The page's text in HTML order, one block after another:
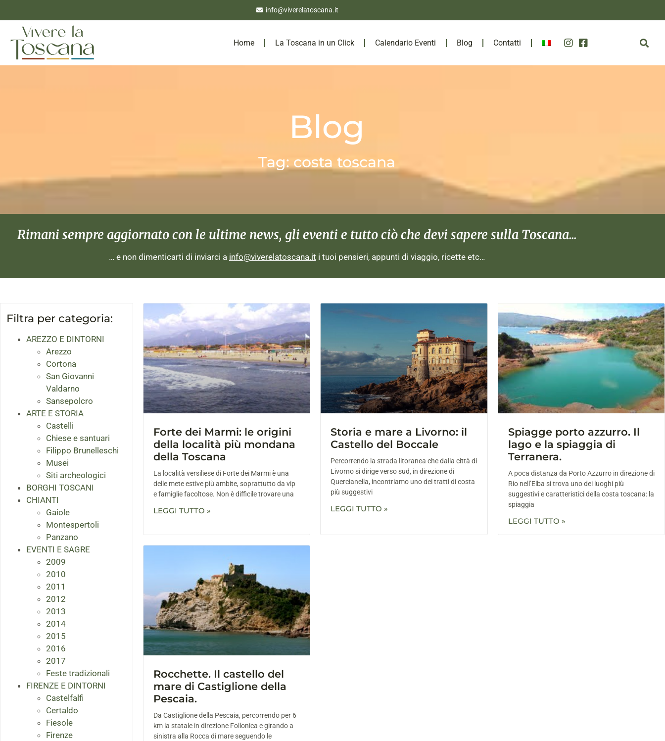
info@viverelatoscana.it
Home La Toscana in un Click Calendario Eventi Blog Contatti
Blog
Tag: costa toscana
Rimani sempre aggiornato con le ultime news, gli eventi e tutto ciò che devi sapere sulla Toscana...
… e non dimenticarti di inviarci a info@viverelatoscana.it i tuoi pensieri, appunti di viaggio, ricette etc…
Filtra per categoria:
AREZZO E DINTORNI
Arezzo
Cortona
San Giovanni
Valdarno
Sansepolcro
ARTE E STORIA
Castelli
Chiese e santuari
Filippo Brunelleschi
Musei
Siti archeologici
BORGHI TOSCANI
CHIANTI
Gaiole
Montespertoli
Panzano
EVENTI E SAGRE
2009
2010
2011
2012
2013
2014
2015
2016
2017
Feste tradizionali
FIRENZE E DINTORNI
Castelfalfi
Certaldo
Fiesole
Firenze
Forte dei Marmi: le origini
della località più mondana
della Toscana
La località versiliese di Forte dei Marmi è una
delle mete estive più ambite, soprattutto da vip
e famiglie facoltose. Non è difficile trovare una
LEGGI TUTTO »
Storia e mare a Livorno: il
Castello del Boccale
Percorrendo la strada litoranea che dalla città di
Livorno si dirige verso sud, in direzione di
Quercianella, incontriamo uno dei tratti di costa
più suggestivi
LEGGI TUTTO »
Spiagge porto azzurro. Il
lago e la spiaggia di
Terranera.
A poca distanza da Porto Azzurro in direzione di
Rio nell’Elba si trova uno dei luoghi più
suggestivi e caratteristici della costa toscana: la
spiaggia
LEGGI TUTTO »
Rocchette. Il castello del
mare di Castiglione della
Pescaia.
Da Castiglione della Pescaia, percorrendo per 6
km la statale in direzione Follonica e girando a
sinistra alla Rocca di mare seguendo le